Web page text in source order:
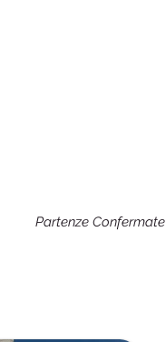
Partenze Confermate